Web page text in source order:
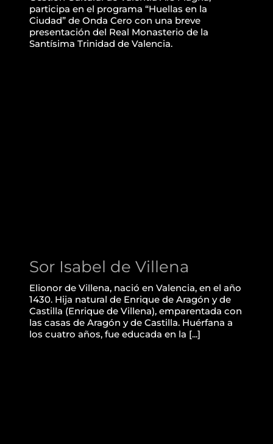
participa en el programa “Huellas en la
Ciudad” de Onda Cero con una breve
presentación del Real Monasterio de la
Santísima Trinidad de Valencia.
Sor Isabel de Villena
Elionor de Villena, nació en Valencia, en el año
1430. Hija natural de Enrique de Aragón y de
Castilla (Enrique de Villena), emparentada con
las casas de Aragón y de Castilla. Huérfana a
los cuatro años, fue educada en la [...]